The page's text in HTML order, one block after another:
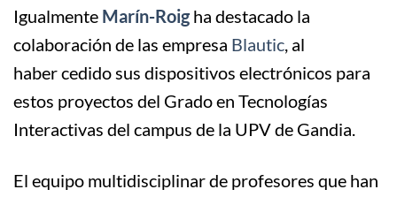
Igualmente Marín-Roigha destacado la
colaboración de las empresa Blautic, al
haber cedido sus dispositivos electrónicos para
estos proyectos del Grado en Tecnologías
Interactivas del campus de la UPV de Gandia.
El equipo multidisciplinar de profesores que han